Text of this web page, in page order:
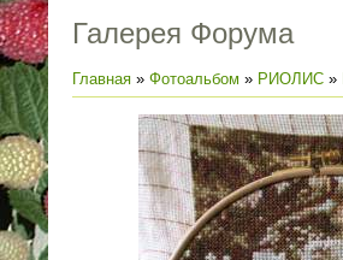
Галерея Форума
Главная » Фотоальбом » РИОЛИС »